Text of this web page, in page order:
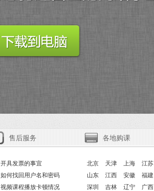
售后服务 各地购课
开具发票的事宜
如何找回用户名和密码
视频课程播放卡顿情况
北京 天津 上海 江苏
山东
江西 安徽 福建
深圳
吉林 辽宁 广西